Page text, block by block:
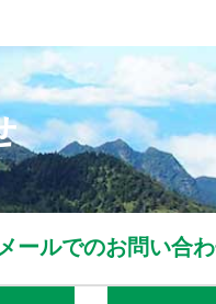
メールでのお問い合